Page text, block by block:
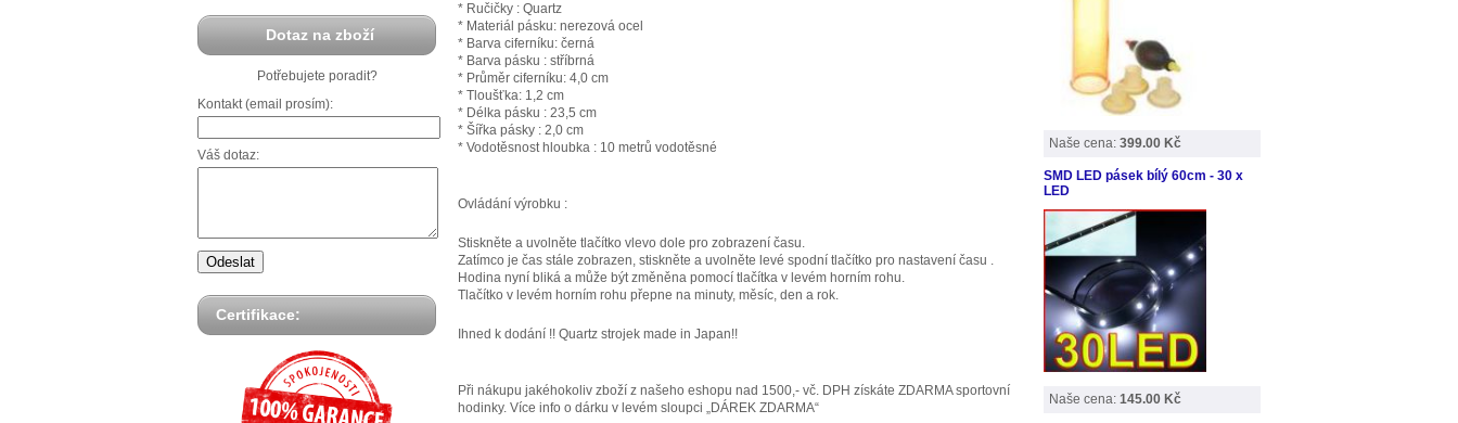
Dotaz na zboží
Potřebujete poradit?
Kontakt (email prosím):
Váš dotaz:
Certifikace:
* Ručičky : Quartz
* Materiál pásku: nerezová ocel
* Barva ciferníku: černá
* Barva pásku : stříbrná
* Průměr ciferníku: 4,0 cm
* Tloušťka: 1,2 cm
* Délka pásku : 23,5 cm
* Šířka pásky : 2,0 cm
* Vodotěsnost hloubka : 10 metrů vodotěsné
Ovládání výrobku :
Stiskněte a uvolněte tlačítko vlevo dole pro zobrazení času.
Zatímco je čas stále zobrazen, stiskněte a uvolněte levé spodní tlačítko pro nastavení času .
Hodina nyní bliká a může být změněna pomocí tlačítka v levém horním rohu.
Tlačítko v levém horním rohu přepne na minuty, měsíc, den a rok.
Ihned k dodání !! Quartz strojek made in Japan!!
Při nákupu jakéhokoliv zboží z našeho eshopu nad 1500,- vč. DPH získáte ZDARMA sportovní
hodinky. Více info o dárku v levém sloupci „DÁREK ZDARMA“
Naše cena: 399.00 Kč
SMD LED pásek bílý 60cm - 30 x
LED
Naše cena: 145.00 Kč